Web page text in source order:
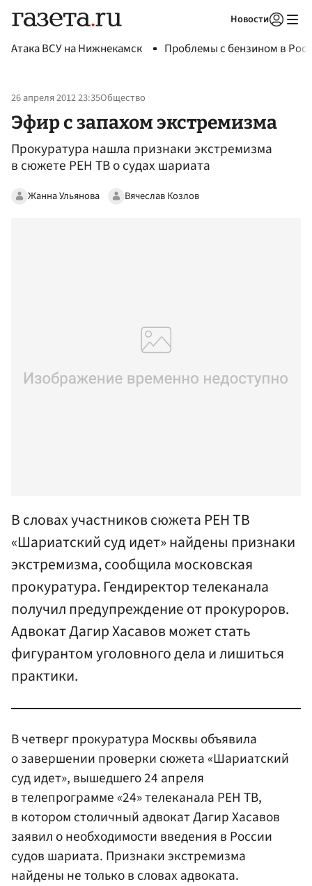
Новости
Атака ВСУ на Нижнекамск Проблемы с бензином в
26 апреля 2012 23:35Общество
Эфир с запахом экстремизма
Прокуратура нашла признаки экстремизма
в сюжете РЕН ТВ о судах шариата
Жанна Ульянова Вячеслав Козлов
В словах участников сюжета РЕН ТВ
«Шариатский суд идет» найдены признаки
экстремизма, сообщила московская
прокуратура. Гендиректор телеканала
получил предупреждение от прокуроров.
Адвокат Дагир Хасавов может стать
фигурантом уголовного дела и лишиться
практики.
В четверг прокуратура Москвы объявила
о завершении проверки сюжета «Шариатский
суд идет», вышедшего 24 апреля
в телепрограмме «24» телеканала РЕН TB,
в котором столичный адвокат Дагир Хасавов
заявил о необходимости введения в России
судов шариата. Признаки экстремизма
найдены не только в словах адвоката.